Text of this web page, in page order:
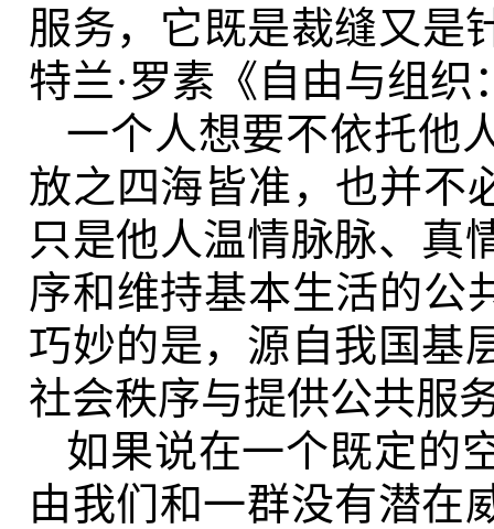
服务，它既是裁缝又
特兰·罗素《自由与组
一个人想要不依托他
放之四海皆准，也并不
只是他人温情脉脉、真
序和维持基本生活的公
巧妙的是，源自我国基
社会秩序与提供公共服
如果说在一个既定的
由我们和一群没有潜在